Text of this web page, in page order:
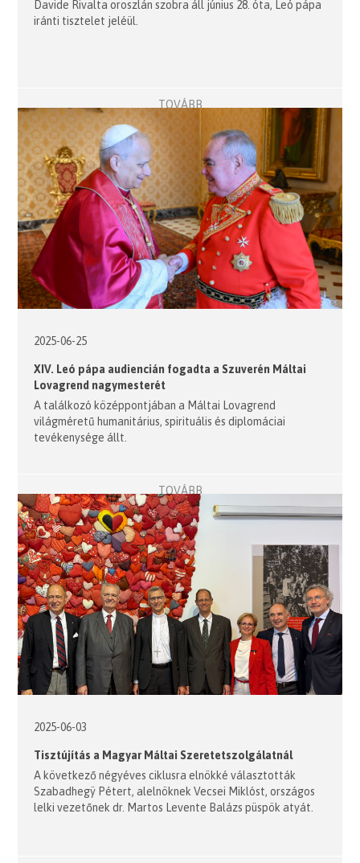
Davide Rivalta oroszlán szobra áll június 28. óta, Leó pápa
iránti tisztelet jeléül.
TOVÁBB
2025-06-25
XIV. Leó pápa audiencián fogadta a Szuverén Máltai
Lovagrend nagymesterét
A találkozó középpontjában a Máltai Lovagrend
világméretű humanitárius, spirituális és diplomáciai
tevékenysége állt.
TOVÁBB
2025-06-03
Tisztújítás a Magyar Máltai Szeretetszolgálatnál
A következő négyéves ciklusra elnökké választották
Szabadhegÿ Pétert, alelnöknek Vecsei Miklóst, országos
lelki vezetőnek dr. Martos Levente Balázs püspök atyát.